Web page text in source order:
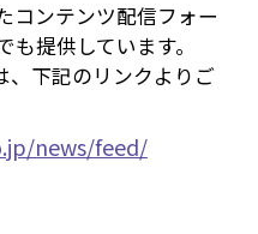
コンテンツ配信フォー
も提供しています。
、下記のリンクよりご
news/feed/